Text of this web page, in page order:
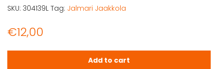
€12,00
Jaakkola, Jalmari: Kuningas Maunu Eerikinpojan
Add to cart
SKU: 304139L Tag: Jalmari Jaakkola